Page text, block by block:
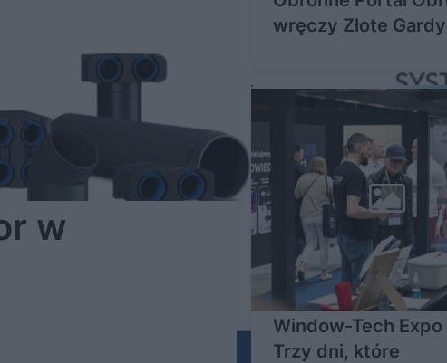
w
wręczy Złote Gardy
Window-Tech Expo
Trzy dni, które